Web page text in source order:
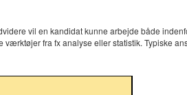
vil en kandidat kunne arbejde både
fra fx analyse eller statistik. Typiske